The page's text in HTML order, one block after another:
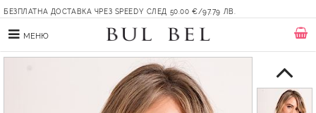
БЕЗПЛАТНА ДОСТАВКА ЧРЕЗ SPEEDY СЛЕД 50.00 €/97.79 ЛВ.
МЕНЮ